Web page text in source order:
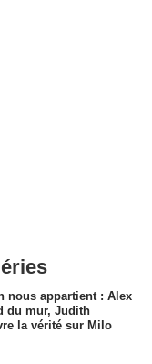
nous appartient : Alex
du mur, Judith
la vérité sur Milo